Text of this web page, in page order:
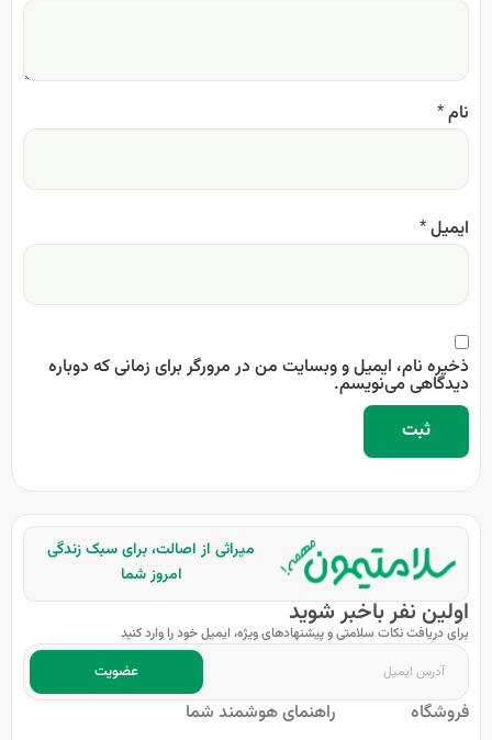
نام*
ایمیل*
ذخیره نام، ایمیل و وبسایت من در مرورگر برای زمانی که دوباره
دیدگاهی می‌نویسم.
میراثی از اصالت، برای سبک زندگی
امروز شما
اولین نفر باخبر شوید
برای دریافت نکات سلامتی و پیشنهادهای ویژه، ایمیل خود را وارد کنید
عضویت
فروشگاه راهنمای هوشمند شما